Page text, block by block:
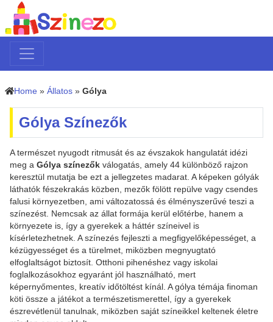
Home » Állatos » Gólya
Gólya Színezők
A természet nyugodt ritmusát és az évszakok hangulatát idézi
meg a Gólya színezők válogatás, amely 44 különböző rajzon
keresztül mutatja be ezt a jellegzetes madarat. A képeken gólyák
láthatók fészekrakás közben, mezők fölött repülve vagy csendes
falusi környezetben, ami változatossá és élményszerűvé teszi a
színezést. Nemcsak az állat formája kerül előtérbe, hanem a
környezete is, így a gyerekek a háttér színeivel is
kísérletezhetnek. A színezés fejleszti a megfigyelőképességet, a
kézügyességet és a türelmet, miközben megnyugtató
elfoglaltságot biztosít. Otthoni pihenéshez vagy iskolai
foglalkozásokhoz egyaránt jól használható, mert
képernyőmentes, kreatív időtöltést kínál. A gólya témája finoman
köti össze a játékot a természetismerettel, így a gyerekek
észrevétlenül tanulnak, miközben saját színeikkel keltenek életre